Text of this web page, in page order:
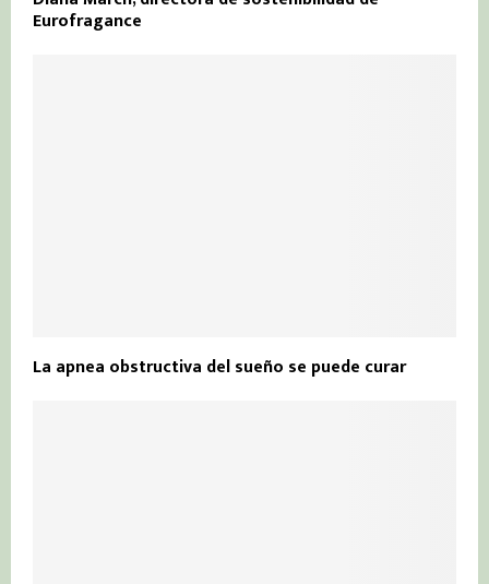
Eurofragance
La apnea obstructiva del sueño se puede curar